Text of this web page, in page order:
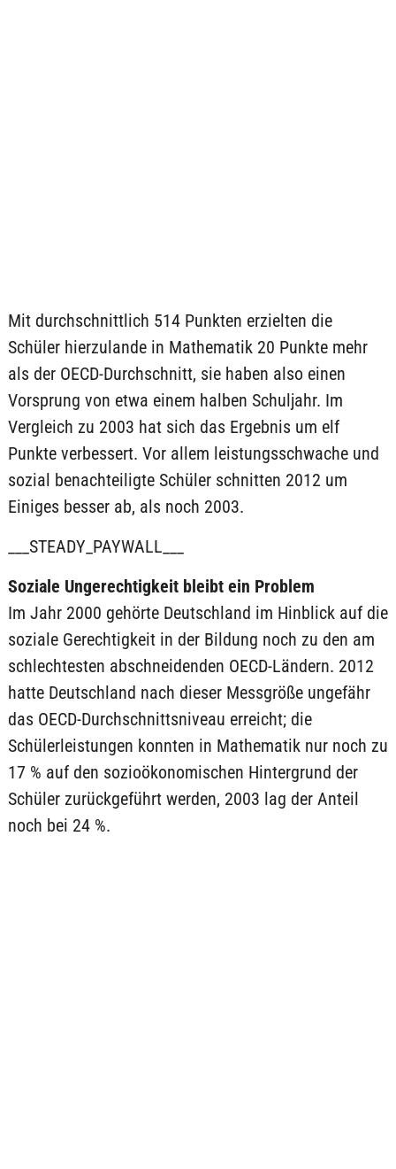
Mit durchschnittlich 514 Punkten erzielten die
Schüler hierzulande in Mathematik 20 Punkte mehr
als der OECD-Durchschnitt, sie haben also einen
Vorsprung von etwa einem halben Schuljahr. Im
Vergleich zu 2003 hat sich das Ergebnis um elf
Punkte verbessert. Vor allem leistungsschwache und
sozial benachteiligte Schüler schnitten 2012 um
Einiges besser ab, als noch 2003.
___STEADY_PAYWALL___
Soziale Ungerechtigkeit bleibt ein Problem
Im Jahr 2000 gehörte Deutschland im Hinblick auf die
soziale Gerechtigkeit in der Bildung noch zu den am
schlechtesten abschneidenden OECD-Ländern. 2012
hatte Deutschland nach dieser Messgröße ungefähr
das OECD-Durchschnittsniveau erreicht; die
Schülerleistungen konnten in Mathematik nur noch zu
17 % auf den sozioökonomischen Hintergrund der
Schüler zurückgeführt werden, 2003 lag der Anteil
noch bei 24 %.